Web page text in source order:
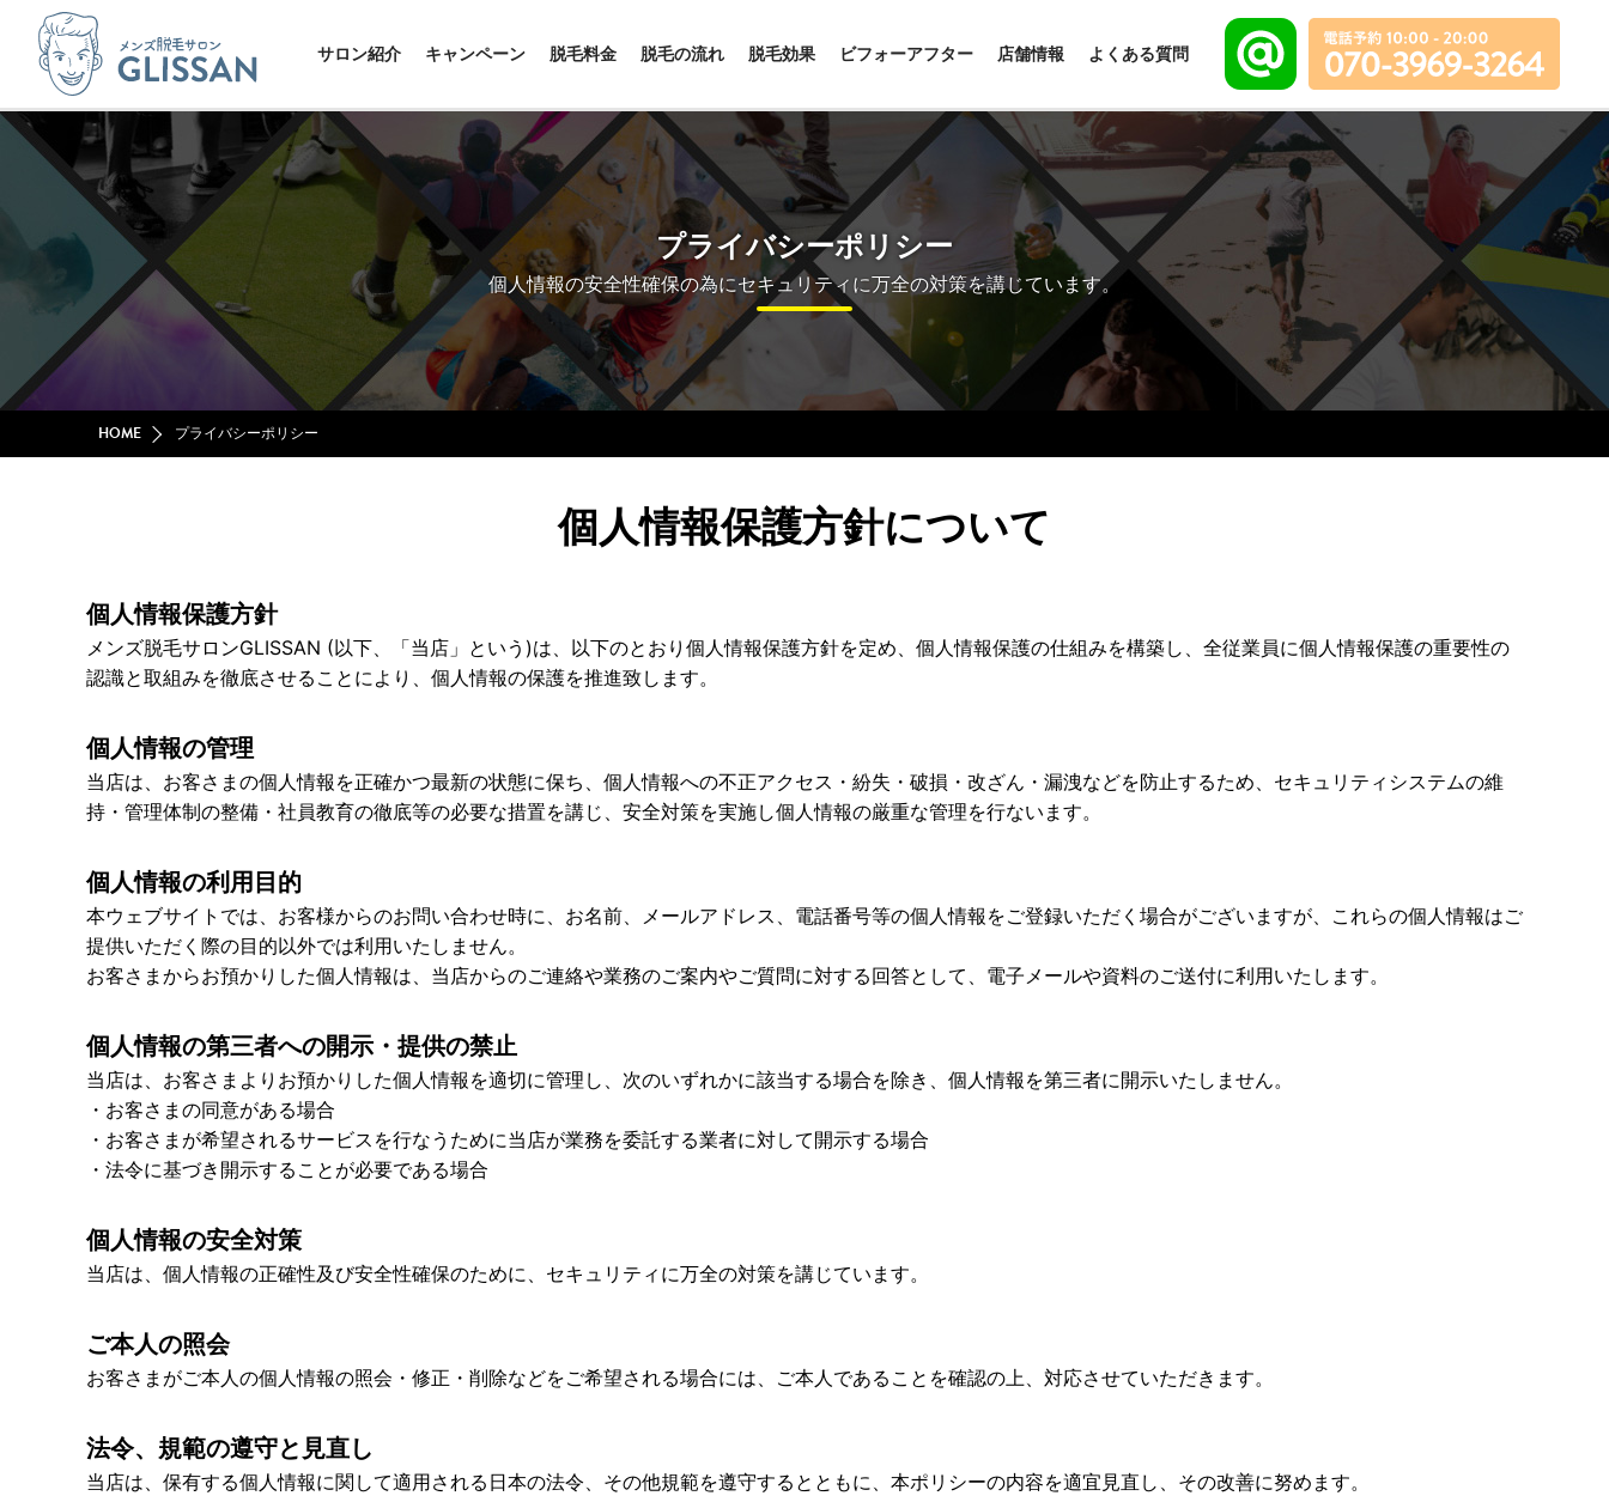
サロン紹介 キャンペーン 脱毛料金 脱毛の流れ 脱毛効果 ビフォーアフター 店舗情報 よくある質問
プライバシーポリシー
個人情報の安全性確保の為にセキュリティに万全の対策を講じています。
HOME プライバシーポリシー
個人情報保護方針について
個人情報保護方針
メンズ脱毛サロンGLISSAN (以下、「当店」という)は、以下のとおり個人情報保護方針を定め、個人情報保護の仕組みを構築し、全従業員に個人情報保護の重要性の
認識と取組みを徹底させることにより、個人情報の保護を推進致します。
個人情報の管理
当店は、お客さまの個人情報を正確かつ最新の状態に保ち、個人情報への不正アクセス・紛失・破損・改ざん・漏洩などを防止するため、セキュリティシステムの維
持・管理体制の整備・社員教育の徹底等の必要な措置を講じ、安全対策を実施し個人情報の厳重な管理を行ないます。
個人情報の利用目的
本ウェブサイトでは、お客様からのお問い合わせ時に、お名前、メールアドレス、電話番号等の個人情報をご登録いただく場合がございますが、これらの個人情報はご
提供いただく際の目的以外では利用いたしません。
お客さまからお預かりした個人情報は、当店からのご連絡や業務のご案内やご質問に対する回答として、電子メールや資料のご送付に利用いたします。
個人情報の第三者への開示・提供の禁止
当店は、お客さまよりお預かりした個人情報を適切に管理し、次のいずれかに該当する場合を除き、個人情報を第三者に開示いたしません。
・お客さまの同意がある場合
・お客さまが希望されるサービスを行なうために当店が業務を委託する業者に対して開示する場合
・法令に基づき開示することが必要である場合
個人情報の安全対策
当店は、個人情報の正確性及び安全性確保のために、セキュリティに万全の対策を講じています。
ご本人の照会
お客さまがご本人の個人情報の照会・修正・削除などをご希望される場合には、ご本人であることを確認の上、対応させていただきます。
法令、規範の遵守と見直し
当店は、保有する個人情報に関して適用される日本の法令、その他規範を遵守するとともに、本ポリシーの内容を適宜見直し、その改善に努めます。